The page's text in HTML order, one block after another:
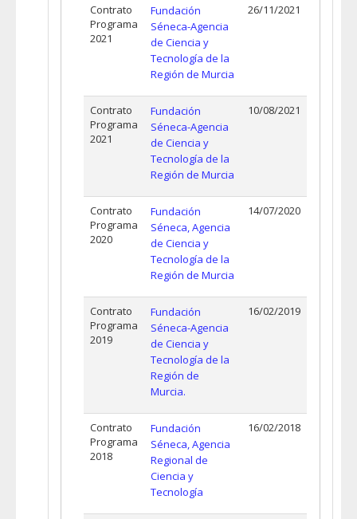
Contrato
Programa
2021
Fundación
Séneca-Agencia
de Ciencia y
Tecnología de la
Región de Murcia
26/11/2021
Contrato
Programa
2021
Fundación
Séneca-Agencia
de Ciencia y
Tecnología de la
Región de Murcia
10/08/2021
Contrato
Programa
2020
Fundación
Séneca, Agencia
de Ciencia y
Tecnología de la
Región de Murcia
14/07/2020
Contrato
Programa
2019
Fundación
Séneca-Agencia
de Ciencia y
Tecnología de la
Región de
Murcia.
16/02/2019
Contrato
Programa
2018
Fundación
Séneca, Agencia
Regional de
Ciencia y
Tecnología
16/02/2018